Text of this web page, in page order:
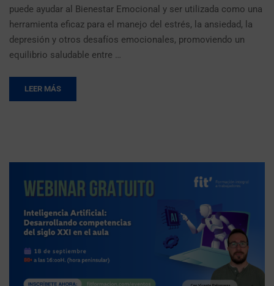
puede ayudar al Bienestar Emocional y ser utilizada como una
herramienta eficaz para el manejo del estrés, la ansiedad, la
depresión y otros desafíos emocionales, promoviendo un
equilibrio saludable entre …
LEER MÁS